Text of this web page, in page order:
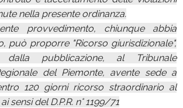
nella presente ordinanza.
provvedimento, chiunque abbia
può proporre "Ricorso giurisdizionale",
pubblicazione, al Tribunale
del Piemonte, avente sede a
120 giorni ricorso straordinario al
sensi del D.P.R. n° 1199/71